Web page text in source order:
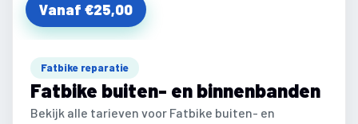
Vanaf €25,00
Fatbike reparatie
Fatbike buiten- en binnenbanden
Bekijk alle tarieven voor Fatbike buiten- en